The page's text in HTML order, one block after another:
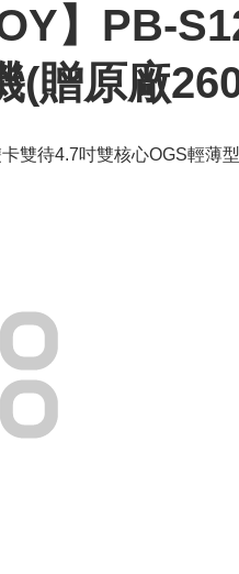
】PB-
(贈原廠
卡雙待4.7吋雙核心OGS輕薄